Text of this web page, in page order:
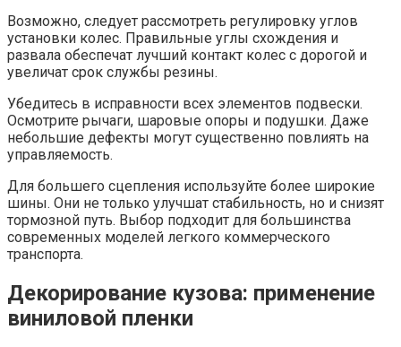
Возможно, следует рассмотреть регулировку углов
установки колес. Правильные углы схождения и
развала обеспечат лучший контакт колес с дорогой и
увеличат срок службы резины.
Убедитесь в исправности всех элементов подвески.
Осмотрите рычаги, шаровые опоры и подушки. Даже
небольшие дефекты могут существенно повлиять на
управляемость.
Для большего сцепления используйте более широкие
шины. Они не только улучшат стабильность, но и снизят
тормозной путь. Выбор подходит для большинства
современных моделей легкого коммерческого
транспорта.
Декорирование кузова: применение
виниловой пленки